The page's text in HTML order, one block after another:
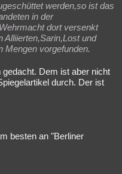
werden,so ist das
in der
dort versenkt
Alliierten,Sarin,Lost und
Mengen vorgefunden.
Dem ist aber nicht
durch. Der ist
besten an "Berliner